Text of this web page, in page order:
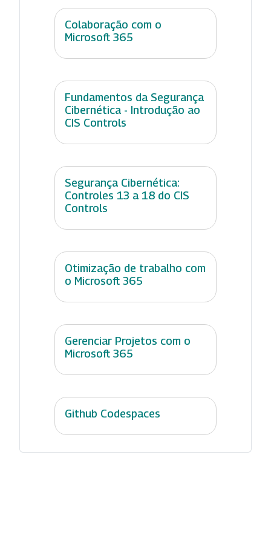
Colaboração com o
Microsoft 365
Fundamentos da Segurança
Cibernética - Introdução ao
CIS Controls
Segurança Cibernética:
Controles 13 a 18 do CIS
Controls
Otimização de trabalho com
o Microsoft 365
Gerenciar Projetos com o
Microsoft 365
Github Codespaces